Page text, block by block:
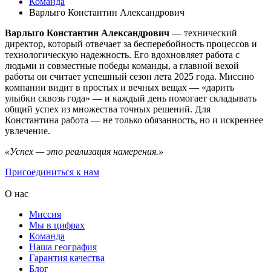
Варлыго Константин Александрович
Варлыго Константин Александрович — технический
директор, который отвечает за бесперебойность процессов и
технологическую надежность. Его вдохновляет работа с
людьми и совместные победы команды, а главной вехой
работы он считает успешный сезон лета 2025 года. Миссию
компании видит в простых и вечных вещах — «дарить
улыбки сквозь года» — и каждый день помогает складывать
общий успех из множества точных решений. Для
Константина работа — не только обязанность, но и искреннее
увлечение.
«Успех — это реализация намерения.»
Присоединиться к нам
О нас
Миссия
Мы в цифрах
Команда
Наша география
Гарантия качества
Блог